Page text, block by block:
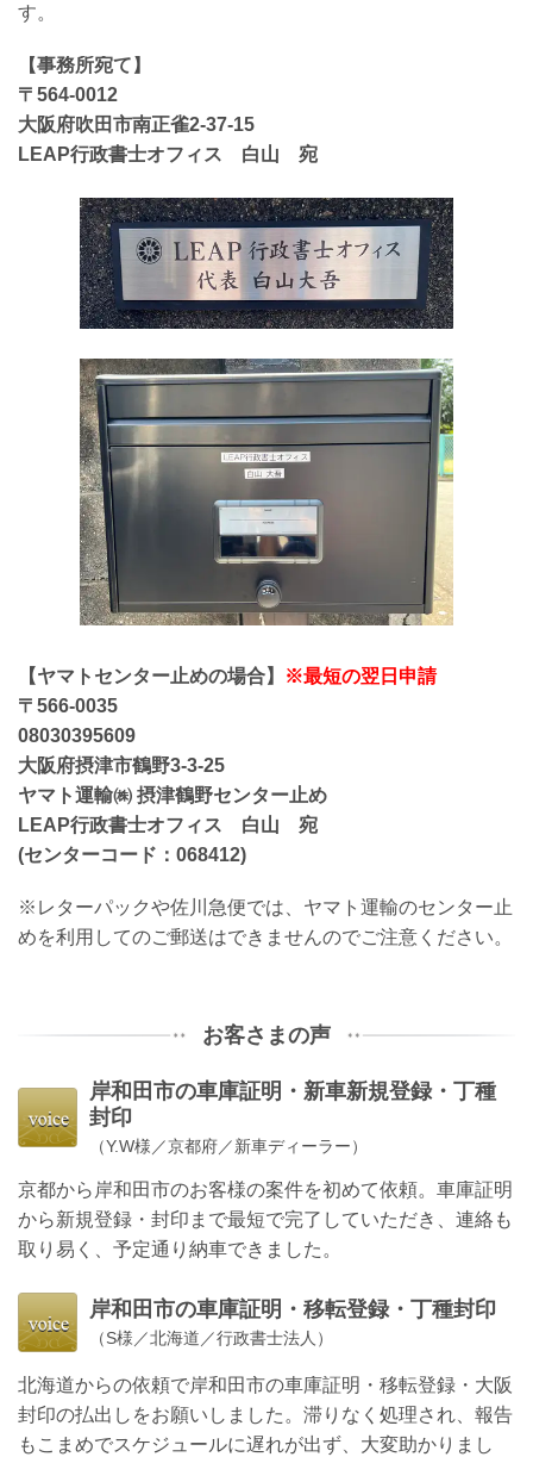
す。
【事務所宛て】
〒564-0012
大阪府吹田市南正雀2-37-15
LEAP行政書士オフィス 白山 宛
【ヤマトセンター止めの場合】
※最短の翌日申請
〒566-0035
08030395609
大阪府摂津市鶴野3-3-25
ヤマト運輸㈱ 摂津鶴野センター止め
LEAP行政書士オフィス 白山 宛
(センターコード：068412)
※レターパックや佐川急便では、ヤマト運輸のセンター止
めを利用してのご郵送はできませんのでご注意ください。
お客さまの声
岸和田市の車庫証明・新車新規登録・丁種
封印
（Y.W様／京都府／新車ディーラー）
京都から岸和田市のお客様の案件を初めて依頼。車庫証明
から新規登録・封印まで最短で完了していただき、連絡も
取り易く、予定通り納車できました。
岸和田市の車庫証明・移転登録・丁種封印
（S様／北海道／行政書士法人）
北海道からの依頼で岸和田市の車庫証明・移転登録・大阪
封印の払出しをお願いしました。滞りなく処理され、報告
もこまめでスケジュールに遅れが出ず、大変助かりまし